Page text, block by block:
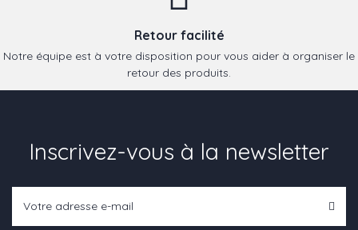
Retour facilité
Notre équipe est à votre disposition pour vous aider à organiser le
retour des produits.
Inscrivez-vous à la newsletter